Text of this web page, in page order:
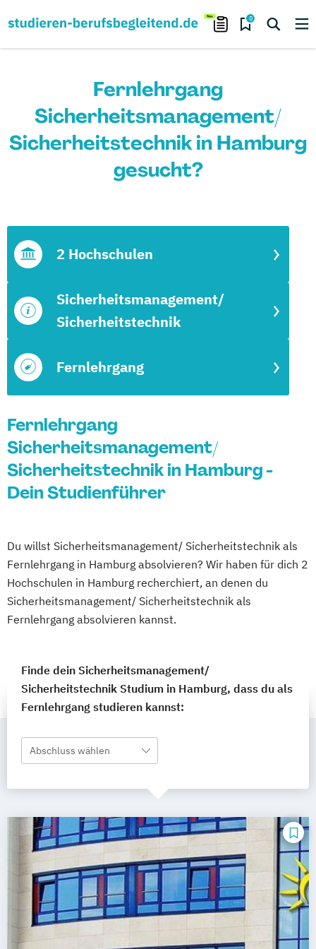
0
Fernlehrgang
Sicherheitsmanagement/
Sicherheitstechnik in Hamburg
gesucht?
Fernlehrgang
Sicherheitsmanagement/
Sicherheitstechnik
2 Hochschulen
Fernlehrgang
Sicherheitsmanagement/
Sicherheitstechnik in Hamburg -
Dein Studienführer
Du willst Sicherheitsmanagement/ Sicherheitstechnik als
Fernlehrgang in Hamburg absolvieren? Wir haben für dich 2
Hochschulen in Hamburg recherchiert, an denen du
Sicherheitsmanagement/ Sicherheitstechnik als
Fernlehrgang absolvieren kannst.
Finde dein Sicherheitsmanagement/
Sicherheitstechnik Studium in Hamburg, dass du als
Fernlehrgang studieren kannst:
Abschluss wählen